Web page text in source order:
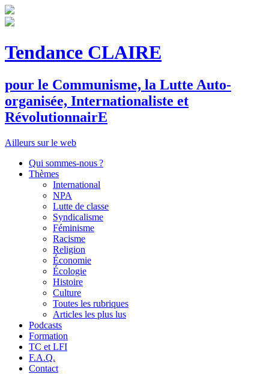
Tendance CLAIRE
pour le Communisme, la Lutte Auto-
organisée, Internationaliste et
RévolutionnairE
Ailleurs sur le web
Qui sommes-nous ?
Thèmes
International
NPA
Lutte de classe
Syndicalisme
Féminisme
Racisme
Religion
Économie
Écologie
Histoire
Culture
Toutes les rubriques
Articles les plus lus
Podcasts
Formation
TC et LFI
F.A.Q.
Contact